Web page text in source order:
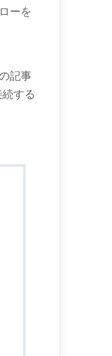
ーを
記事
する